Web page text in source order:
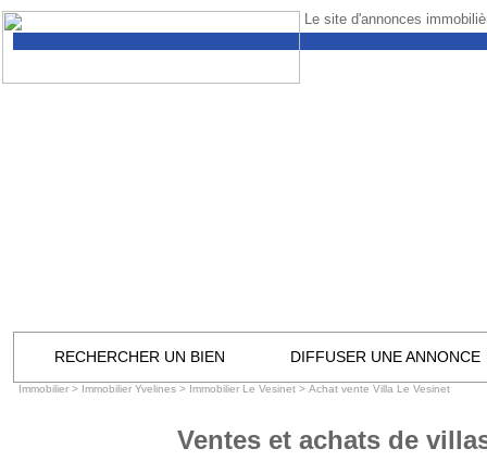
Le site d'annonces
RECHERCHER UN BIEN DIFFUSER UNE ANNONCE
Immobilier > Immobilier Yvelines > Immobilier Le Vesinet > Achat vente Villa Le Vesinet
Ventes et achats de